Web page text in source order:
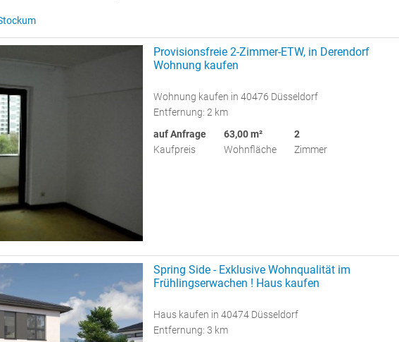
Provisionsfreie 2-Zimmer-ETW, in Derendorf
Wohnung kaufen
Wohnung kaufen in 40476 Düsseldorf
Entfernung: 2 km
auf Anfrage
Kaufpreis
63,00 m²
Wohnfläche
2
Zimmer
Spring Side - Exklusive Wohnqualität im
Frühlingserwachen ! Haus kaufen
Haus kaufen in 40474 Düsseldorf
Entfernung: 3 km